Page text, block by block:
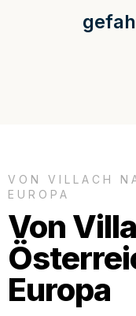
VON VILLACH
EUROPA
Von
Europa